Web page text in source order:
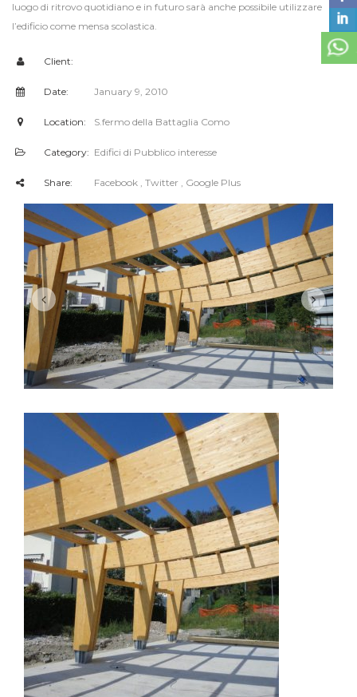
luogo di ritrovo quotidiano e in futuro sarà anche possibile utilizzare
l’edificio come mensa scolastica.
Client:
Date: January 9, 2010
Location: S.fermo della Battaglia Como
Category: Edifici di Pubblico interesse
Share: Facebook , Twitter , Google Plus